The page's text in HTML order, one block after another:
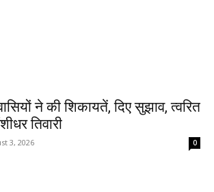
ने की शिकायतें, दिए सुझाव, त्वरित
तिवारी
3, 2026 0